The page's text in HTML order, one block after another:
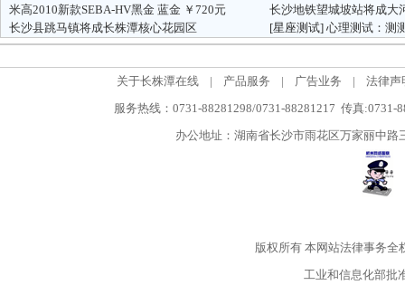
米高2010新款SEBA-HV黑金 蓝金 ￥720元
长沙县跳马镇将成长株潭核心花园区
[星座测试]心理测试：测
关于长株潭在线 | 产品服务 | 广告业务 |
法律声
服务热线：0731-88281298/0731-88281217 传真:0731-
办公地址：湖南省长沙市雨花区万家丽中
版权所有本网站法律事务全
工业和信息化部批